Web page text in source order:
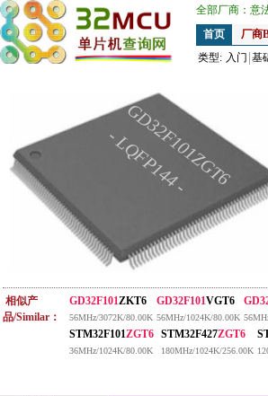
全部厂商： 意
首页
厂商
类型: 入门 基
GD32F101ZGT6
- LQFP144 -
相似产
品/Similar：
GD32F101ZKT6
56MHz/3072K/80.00K
GD32F101VGT6
56MHz/1024K/80.00K
STM32F101ZGT6
36MHz/1024K/80.00K
STM32F427ZGT6
180MHz/1024K/256.00K